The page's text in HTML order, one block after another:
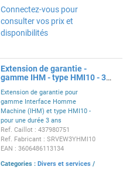
Connectez-vous pour
consulter vos prix et
disponibilités
Extension de garantie -
gamme IHM - type HMI10 - 3
Extension de garantie pour
gamme Interface Homme
Machine (IHM) et type HMI10 -
pour une durée 3 ans
Ref. Caillot : 437980751
Ref. Fabricant : SRVEW3YHMI10
EAN : 3606486113134
Categories : Divers et services /